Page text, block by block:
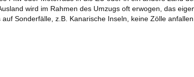
wird im Rahmen des Umzugs oft erwogen, das
Sonderfälle, z.B. Kanarische Inseln, keine Zölle